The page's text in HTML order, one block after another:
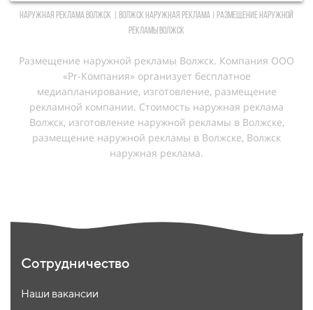
Наружная реклама Волжск | Волжск Наружная реклама | Размещение наружной
рекламы Волжск
Размещение наружной рекламы Волжск. Компания ООО
«Pr-Компания» организует бесплатное
медиапланирование, изготовление, размещение
рекламной компании. Cтоимость наружная реклама
Волжск, изготовление наружной рекламы в Волжске,
размещение наружной рекламы в Волжске, Волжск
наружная реклама.
Сотрудничество
Наши вакансии